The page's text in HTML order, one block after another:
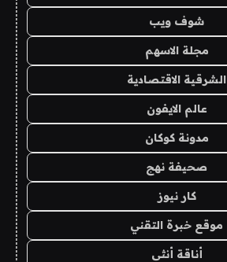
شوف ويب
مجلة الاسهم
الشرقية الاقتصادية
عالم الايفون
مدونة كوكان
صحيفة نهج
كار نيوز
موقع خبرة التقني
أناقة أنثى